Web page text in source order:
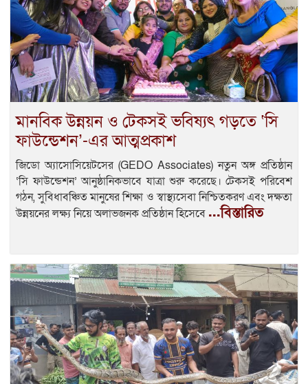
মানবিক উন্নয়ন ও টেকসই ভবিষ্যৎ গড়তে ‘সি
ফাউন্ডেশন’-এর আত্মপ্রকাশ
জিডো অ্যাসোসিয়েটসের (GEDO Associates) নতুন অঙ্গ প্রতিষ্ঠান
‘সি ফাউন্ডেশন’ আনুষ্ঠানিকভাবে যাত্রা শুরু করেছে। টেকসই পরিবেশ
গঠন, সুবিধাবঞ্চিত মানুষের শিক্ষা ও স্বাস্থ্যসেবা নিশ্চিতকরণ এবং দক্ষতা
উন্নয়নের লক্ষ্য নিয়ে অলাভজনক প্রতিষ্ঠান হিসেবে ...বিস্তারিত